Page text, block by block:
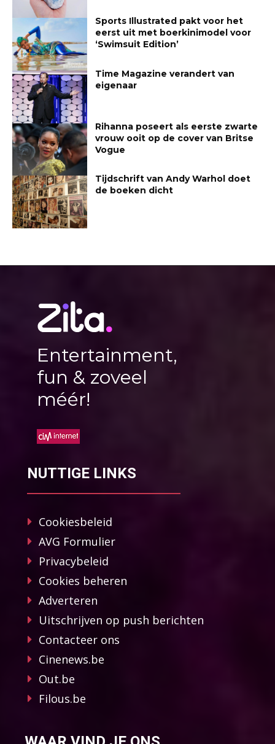
Sports Illustrated pakt voor het
eerst uit met boerkinimodel voor
‘Swimsuit Edition’
Time Magazine verandert van
eigenaar
Rihanna poseert als eerste zwarte
vrouw ooit op de cover van Britse
Vogue
Tijdschrift van Andy Warhol doet
de boeken dicht
Entertainment,
fun & zoveel
méér!
NUTTIGE LINKS
Cookiesbeleid
AVG Formulier
Privacybeleid
Cookies beheren
Adverteren
Uitschrijven op push berichten
Contacteer ons
Cinenews.be
Out.be
Filous.be